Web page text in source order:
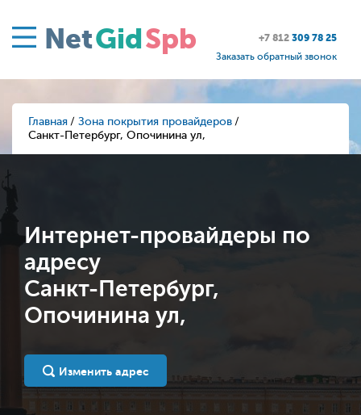
NetGidSpb +7 812 309 78 25
Заказать обратный звонок
Главная
Зона покрытия провайдеров
Санкт-Петербург, Опочинина ул,
Интернет-провайдеры по
адресу
Санкт-Петербург,
Опочинина ул,
Изменить адрес